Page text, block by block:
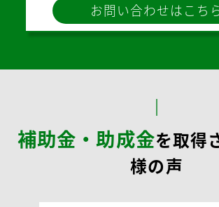
お問い合わせはこち
補助金・助成金を取得
様の声